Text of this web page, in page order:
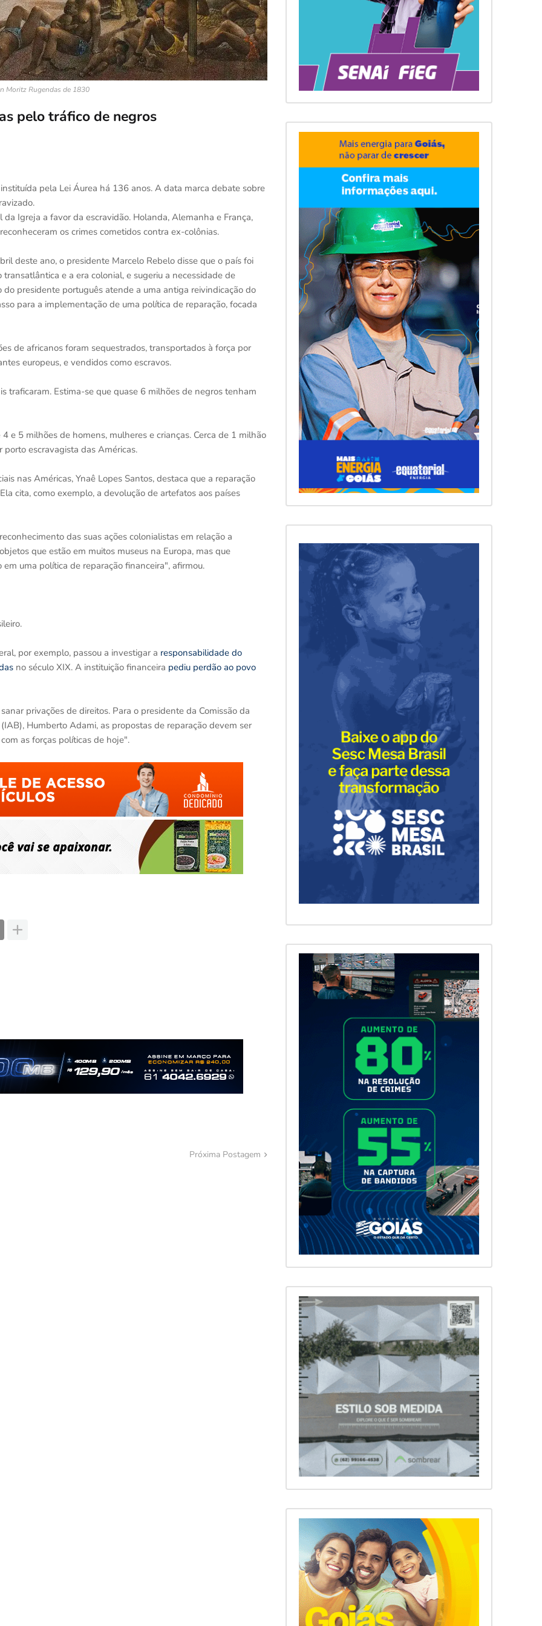
Moritz Rugendas de 1830
pelo tráfico de negros
pela Lei Áurea há 136 anos. A data marca debate sobre
Igreja a favor da escravidão. Holanda, Alemanha e França,
os crimes cometidos contra ex-colônias.
deste ano, o presidente Marcelo Rebelo disse que o país foi
e a era colonial, e sugeriu a necessidade de
presidente português atende a uma antiga reivindicação do
para a implementação de uma política de reparação, focada
de africanos foram sequestrados, transportados à força por
europeus, e vendidos como escravos.
traficaram. Estima-se que quase 6 milhões de negros tenham
e 5 milhões de homens, mulheres e crianças. Cerca de 1 milhão
porto escravagista das Américas.
nas Américas, Ynaê Lopes Santos, destaca que a reparação
cita, como exemplo, a devolução de artefatos aos países
das suas ações colonialistas em relação a
que estão em muitos museus na Europa, mas que
uma política de reparação financeira", afirmou.
por exemplo, passou a investigar a responsabilidade do
no século XIX. A instituição financeira pediu perdão ao povo
privações de direitos. Para o presidente da Comissão da
Humberto Adami, as propostas de reparação devem ser
as forças políticas de hoje".
Próxima Postagem